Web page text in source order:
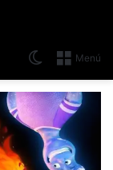
Menú
Switch skin